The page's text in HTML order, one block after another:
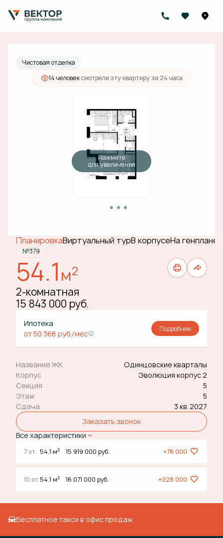
2-комнатная 15 843 000 руб.
Ипотекаот 50 366 руб./мес.
Чистовая отделка
14 человексмотрели эту квартиру за 24 часа
Нажмите
для увеличения
ПланировкаВиртуальный турВ корпусеНа генплане
№379
54.1м2
2-комнатная
15 843 000 руб.
Ипотека
от 50 366 руб./мес
Подробнее
Название ЖК
Одинцовские кварталы
Корпус
Эволюция корпус 2
Секция
5
Этаж
5
Сдача
3 кв. 2027
Заказать звонок
Все характеристики
7 эт. 54.1 м2 15 919 000 руб. +76 000
10 эт.54.1 м2 16 071 000 руб. +228 000
Бесплатное такси в офис продаж